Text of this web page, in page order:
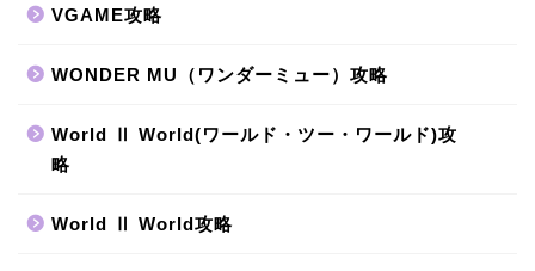
VGAME攻略
WONDER MU（ワンダーミュー）攻略
World Ⅱ World(ワールド・ツー・ワールド)攻
略
World Ⅱ World攻略